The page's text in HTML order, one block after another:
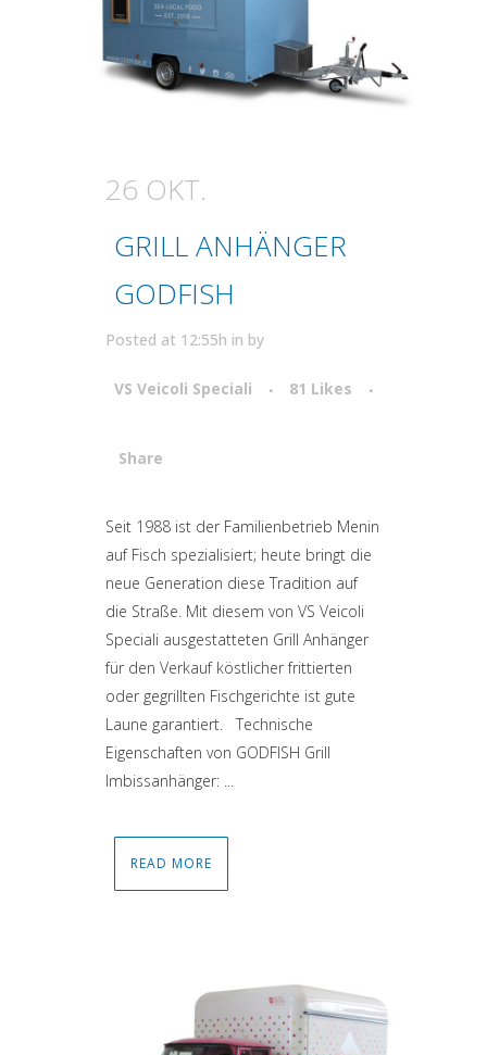
26 OKT.
GRILL ANHÄNGER
GODFISH
Posted at 12:55h in by
VS Veicoli Speciali 81 Likes
Share
Attiva comando
Seit 1988 ist der Familienbetrieb Menin
auf Fisch spezialisiert; heute bringt die
neue Generation diese Tradition auf
die Straße. Mit diesem von VS Veicoli
Speciali ausgestatteten Grill Anhänger
für den Verkauf köstlicher frittierten
oder gegrillten Fischgerichte ist gute
Laune garantiert. Technische
Eigenschaften von GODFISH Grill
Imbissanhänger: ...
READ MORE